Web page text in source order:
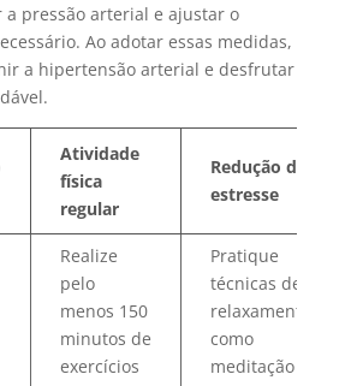
pressão arterial e ajustar o
Ao adotar essas medidas,
a hipertensão arterial e desfrutar
Atividade
física
regular
Redução do
estresse
Realize
pelo
menos 150
minutos de
exercícios
Pratique
técnicas de
relaxamento,
como
meditação